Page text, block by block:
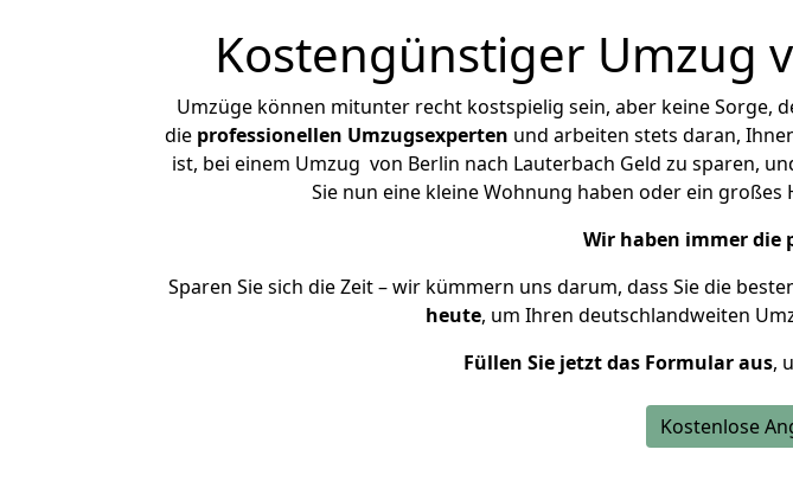
Kostengünstiger Umzug
Umzüge können mitunter recht kostspielig sein, aber keine Sorge,
die professionellen Umzugsexperten und arbeiten stets daran,
ist, bei einem Umzug von Berlin nach Lauterbach Geld zu sparen,
Sie nun eine kleine Wohnung haben oder ein
Wir haben immer die
Sparen Sie sich die Zeit – wir kümmern uns darum, dass Sie die
heute, um Ihren deutschlandweiten
Füllen Sie jetzt das Formular aus,
Kostenlose